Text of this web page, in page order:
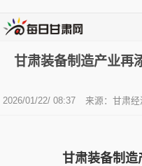
甘肃装备制造产业再
2026/01/22/ 08:37 来源：甘肃经
甘肃装备制造